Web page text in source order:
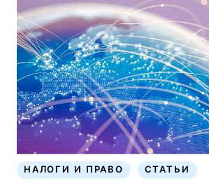
НАЛОГИ И ПРАВО
СТАТЬИ